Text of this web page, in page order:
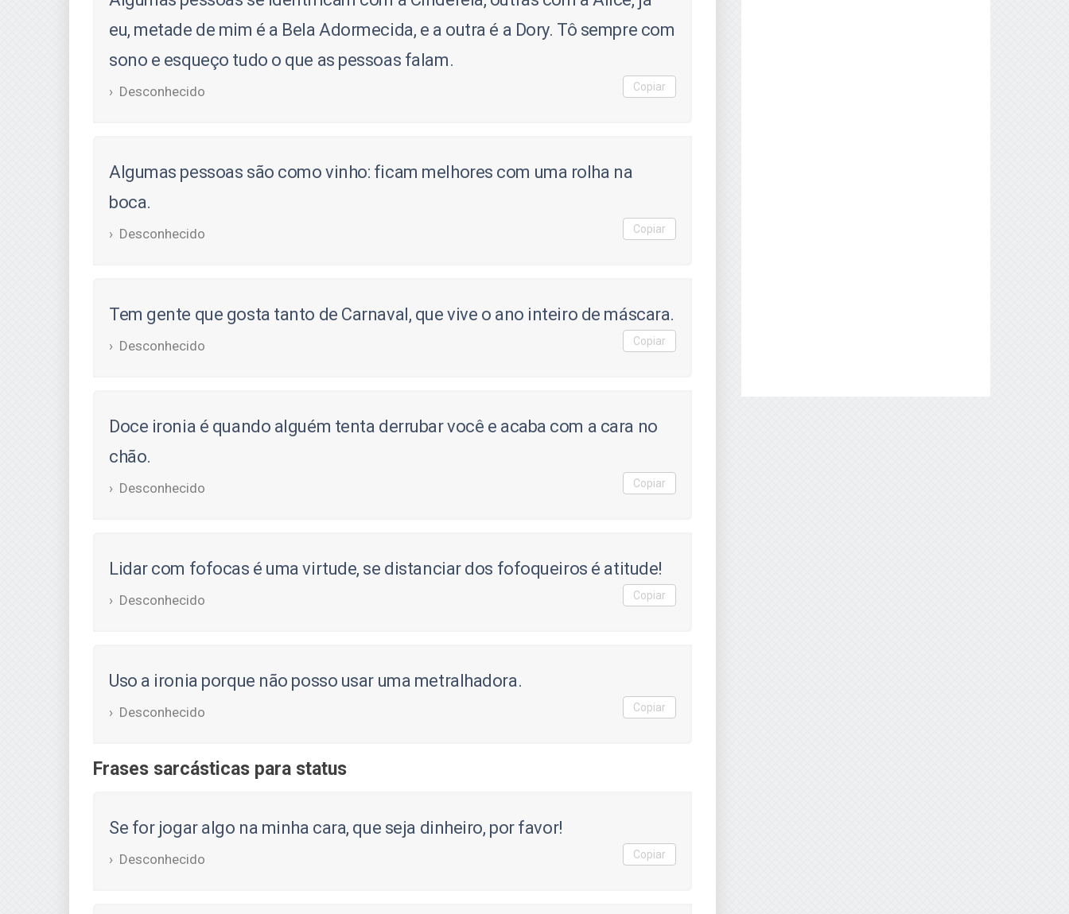
eu, metade de mim é a Bela Adormecida, e a outra é a Dory. Tô sempre com
sono e esqueço tudo o que as pessoas falam.
Desconhecido Copiar
Algumas pessoas são como vinho: ficam melhores com uma rolha na
boca.
Desconhecido Copiar
Tem gente que gosta tanto de Carnaval, que vive o ano inteiro de máscara.
Desconhecido Copiar
Doce ironia é quando alguém tenta derrubar você e acaba com a cara no
chão.
Desconhecido Copiar
Lidar com fofocas é uma virtude, se distanciar dos fofoqueiros é atitude!
Desconhecido Copiar
Uso a ironia porque não posso usar uma metralhadora.
Desconhecido Copiar
Frases sarcásticas para status
Se for jogar algo na minha cara, que seja dinheiro, por favor!
Desconhecido Copiar